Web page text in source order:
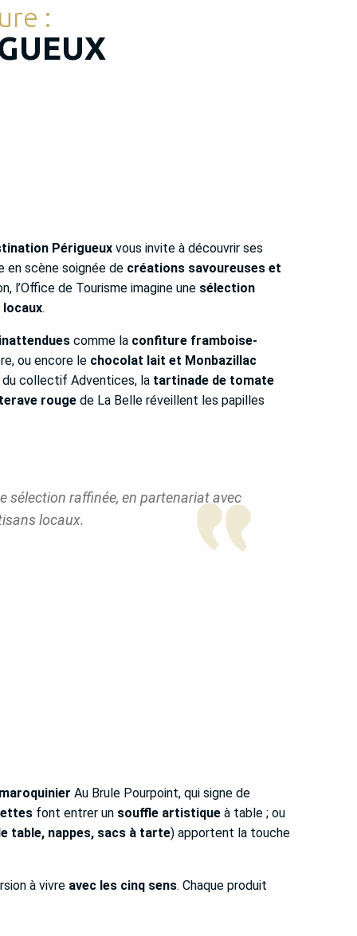
:
Périgueuxvous invite à découvrir ses
en scène soignée de créations savoureuses et
l’Office de Tourisme imagine une sélection
.
comme la confiture framboise-
ou encore le chocolat lait et Monbazillac
collectif Adventices, la tartinade de tomate
rougede La Belle réveillent les papilles
sélection raffinée, en partenariat avec
locaux.
Au Brule Pourpoint, qui signe de
font entrer un souffle artistiqueà table ; ou
table, nappes, sacs à tarte) apportent la touche
à vivre avec les cinq sens. Chaque produit